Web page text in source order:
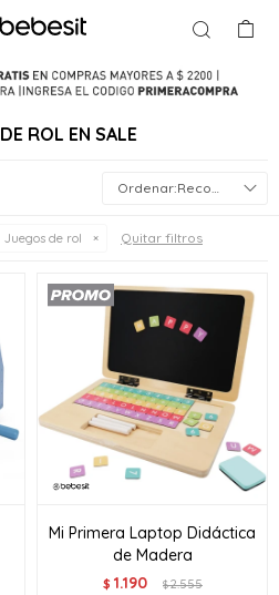
ROL EN SALE
Recomendados
Juegos de rol Quitar filtros
Mi Primera Laptop Didáctica
de Madera
$ 1.190 $2.555